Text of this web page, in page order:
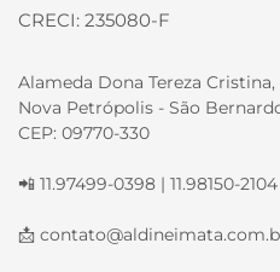
CRECI: 235080-F
Alameda Dona Tereza Cristina,
Nova Petrópolis - São
CEP: 09770-330
📲 11.97499-0398 | 11.98150-2104
📩